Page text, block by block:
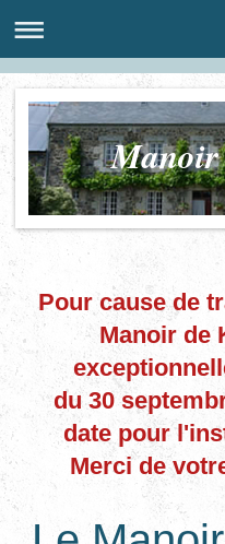
Manoir
Pour cause de
Manoir de
du 30
date pour
Merci de